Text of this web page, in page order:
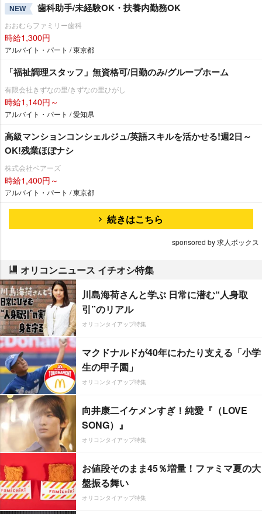
NEW 歯科助手/未経験OK・扶養内勤務OK
おおむらファミリー歯科
時給1,300円
アルバイト・パート / 東京都
「福祉調理スタッフ」無資格可/日勤のみ/グループホーム
有限会社きずなの里/きずなの里ひがし
時給1,140円～
アルバイト・パート / 愛知県
高級マンションコンシェルジュ/英語スキルを活かせる!週2日～
OK!残業ほぼナシ
株式会社ベアーズ
時給1,400円～
アルバイト・パート / 東京都
続きはこちら
sponsored by 求人ボックス
オリコンニュース イチオシ特集
川島海荷さんと学ぶ 日常に潜む“人身取
引”のリアル
オリコンタイアップ特集
マクドナルドが40年にわたり支える「小学
生の甲子園」
オリコンタイアップ特集
向井康二イケメンすぎ！純愛『（LOVE
SONG）』
オリコンタイアップ特集
お値段そのまま45％増量！ファミマ夏の大
盤振る舞い
オリコンタイアップ特集